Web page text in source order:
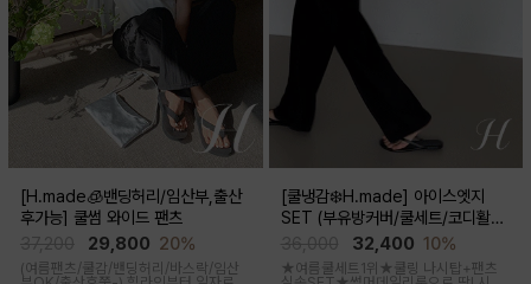
[H.made🧊밴딩허리/임산부,출산
후가능] 쿨썸 와이드 팬츠
29,800 20%
(여름팬츠/쿨감/밴딩허리/바스락/임산
[쿨냉감❄️H.made] 아이스엣지
SET (부유방커버/쿨세트/코디활용
굿/출근룩,데일리룩)
32,400 10%
★여름쿨세트1위★쿨링 나시탑+팬츠